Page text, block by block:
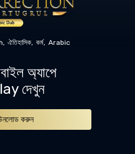
ঐতিহাসিক কর্ম Arabic
অ্যাপে
দেখুন
করুন